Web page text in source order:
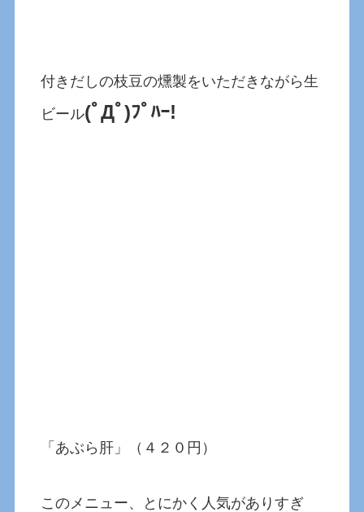
付きだしの枝豆の燻製をいただきながら生
ビール(ﾟДﾟ)ﾌﾟﾊｰ!
「あぶら肝」（４２０円）
このメニュー、とにかく人気がありすぎ